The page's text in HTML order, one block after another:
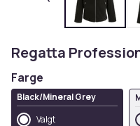
Regatta
Farge
Black/Mineral Grey
Valgt